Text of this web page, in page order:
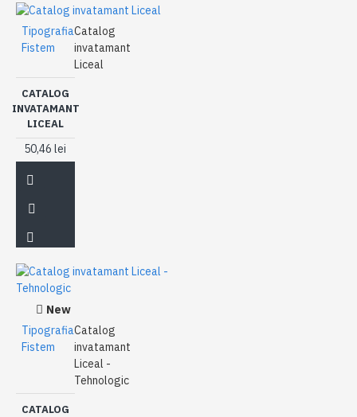
Tipografia
Fistem
Catalog
invatamant
Liceal
CATALOG
INVATAMANT
LICEAL
50,46 lei
New
Tipografia
Fistem
Catalog
invatamant
Liceal -
Tehnologic
CATALOG